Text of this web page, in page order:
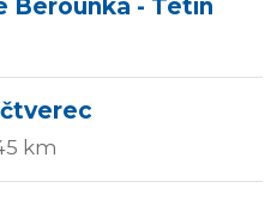
Berounka - Tetín
km